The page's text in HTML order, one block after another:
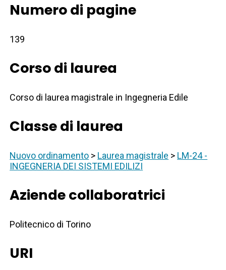
Numero di pagine
139
Corso di laurea
Corso di laurea magistrale in Ingegneria Edile
Classe di laurea
Nuovo ordinamento > Laurea magistrale > LM-24 -
INGEGNERIA DEI SISTEMI EDILIZI
Aziende collaboratrici
Politecnico di Torino
URI